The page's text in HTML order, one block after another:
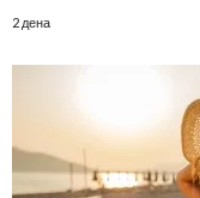
2 дена